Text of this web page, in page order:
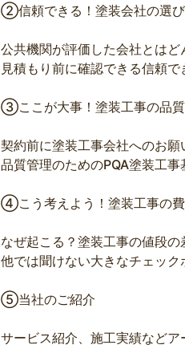
②信頼できる！塗装会社の選
公共機関が評価した会社とは
見積もり前に確認できる信頼
③ここが大事！塗装工事の品質
契約前に塗装工事会社へのお願
品質管理のためのPQA塗装工
④こう考えよう！塗装工事の
なぜ起こる？塗装工事の値段
他では聞けない大きなチェック
⑤当社のご紹介
サービス紹介、施工実績など